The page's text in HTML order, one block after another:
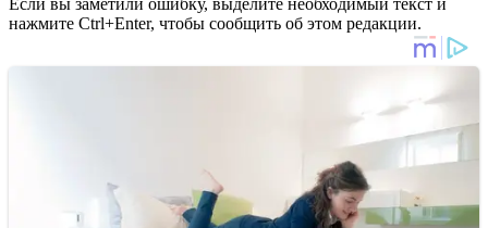
нажмите Ctrl+Enter, чтобы сообщить об этом редакции.